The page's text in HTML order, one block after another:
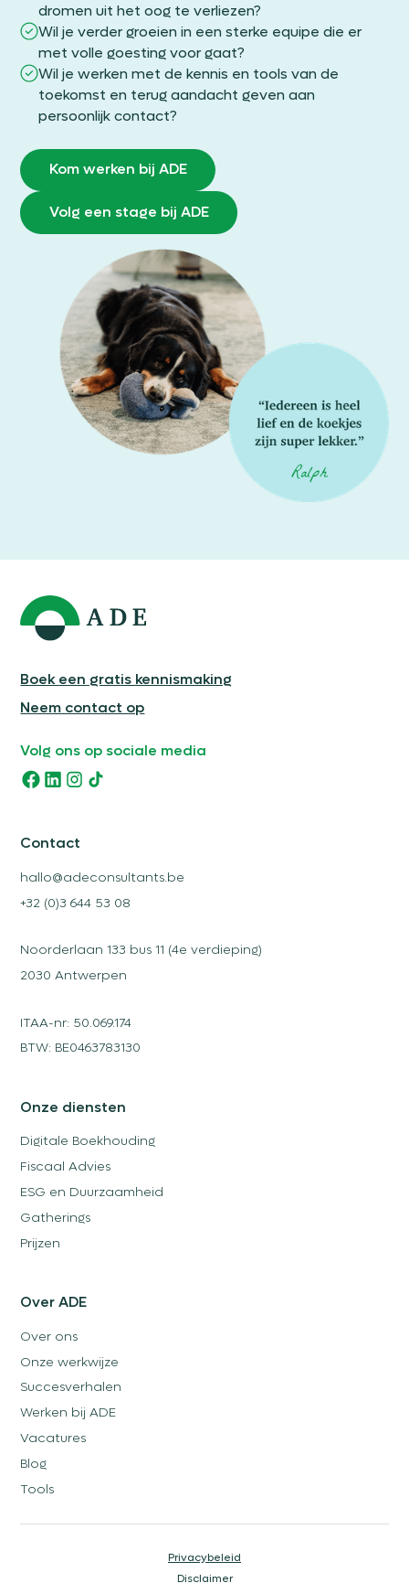
dromen uit het oog te verliezen?
Wil je verder groeien in een sterke equipe die er
met volle goesting voor gaat?
Wil je werken met de kennis en tools van de
toekomst en terug aandacht geven aan
persoonlijk contact?
Kom werken bij ADE
Volg een stage bij ADE
Boek een gratis kennismaking
Neem contact op
Volg ons op sociale media
Contact
hallo@adeconsultants.be
+32 (0)3 644 53 08
Noorderlaan 133 bus 11 (4e verdieping)
2030 Antwerpen
ITAA-nr: 50.069.174
BTW: BE0463783130
Onze diensten
Digitale Boekhouding
Fiscaal Advies
ESG en Duurzaamheid
Gatherings
Prijzen
Over ADE
Over ons
Onze werkwijze
Succesverhalen
Werken bij ADE
Vacatures
Blog
Tools
Privacybeleid
Disclaimer